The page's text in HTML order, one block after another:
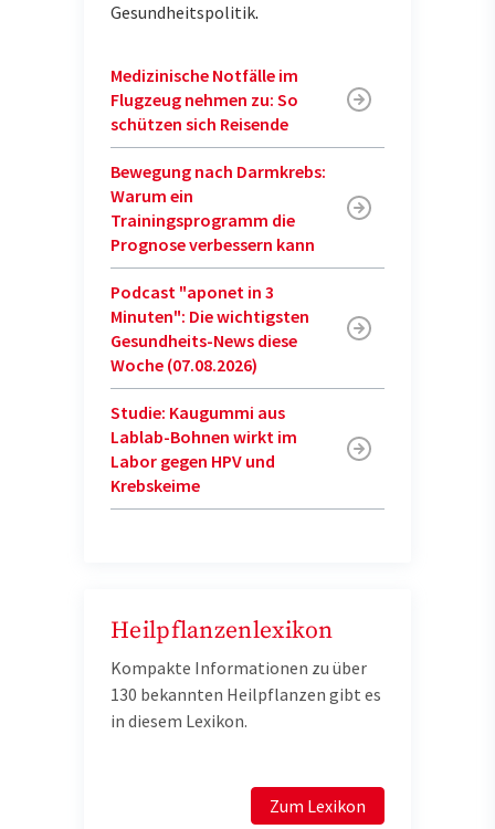
Gesundheitspolitik.
Medizinische Notfälle im
Flugzeug nehmen zu: So
schützen sich Reisende
Bewegung nach Darmkrebs:
Warum ein
Trainingsprogramm die
Prognose verbessern kann
Podcast "aponet in 3
Minuten": Die wichtigsten
Gesundheits-News diese
Woche (07.08.2026)
Studie: Kaugummi aus
Lablab-Bohnen wirkt im
Labor gegen HPV und
Krebskeime
Heilpflanzenlexikon
Kompakte Informationen zu über
130 bekannten Heilpflanzen gibt es
in diesem Lexikon.
Zum Lexikon